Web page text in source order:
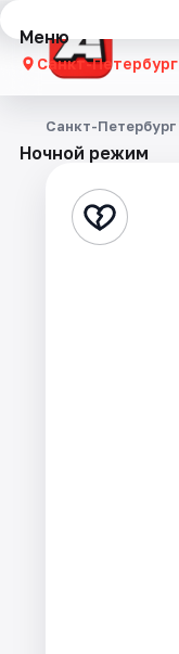
Меню
Санкт-Петербург
Концерты
Стендап
Ночной режим
Санкт-Петербург